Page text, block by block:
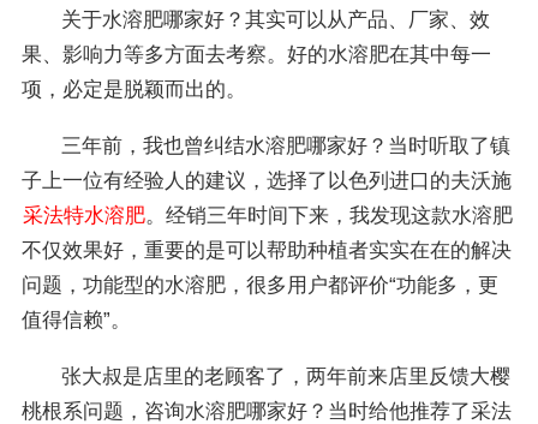
关于水溶肥哪家好？其实可以从产品、厂家、效
果、影响力等多方面去考察。好的水溶肥在其中每一
项，必定是脱颖而出的。
三年前，我也曾纠结水溶肥哪家好？当时听取了镇
子上一位有经验人的建议，选择了以色列进口的夫沃施
采法特水溶肥。经销三年时间下来，我发现这款水溶肥
不仅效果好，重要的是可以帮助种植者实实在在的解决
问题，功能型的水溶肥，很多用户都评价“功能多，更
值得信赖”。
张大叔是店里的老顾客了，两年前来店里反馈大樱
桃根系问题，咨询水溶肥哪家好？当时给他推荐了采法